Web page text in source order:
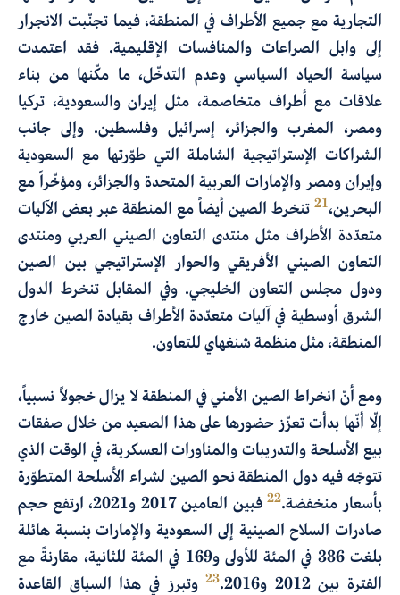
التجارية مع جميع الأطراف في المنطقة، فيما تجنّبت الانجرار
إلى وابل الصراعات والمنافسات الإقليمية. فقد اعتمدت
سياسة الحياد السياسي وعدم التدخّل، ما مكّنها من بناء
علاقات مع أطراف متخاصمة، مثل إيران والسعودية، تركيا
ومصر، المغرب والجزائر، إسرائيل وفلسطين. وإلى جانب
الشراكات الإستراتيجية الشاملة التي طوّرتها مع السعودية
وإيران ومصر والإمارات العربية المتحدة والجزائر، ومؤخّراً مع
البحرين،21 تنخرط الصين أيضاً مع المنطقة عبر بعض الآليات
متعدّدة الأطراف مثل منتدى التعاون الصيني العربي ومنتدى
التعاون الصيني الأفريقي والحوار الإستراتيجي بين الصين
ودول مجلس التعاون الخليجي. وفي المقابل تنخرط الدول
الشرق أوسطية في آليات متعدّدة الأطراف بقيادة الصين خارج
المنطقة، مثل منظمة شنغهاي للتعاون.
ومع أنّ انخراط الصين الأمني في المنطقة لا يزال خجولاً نسبياً،
إلّا أنّها بدأت تعزّز حضورها على هذا الصعيد من خلال صفقات
بيع الأسلحة والتدريبات والمناورات العسكرية، في الوقت الذي
تتوجّه فيه دول المنطقة نحو الصين لشراء الأسلحة المتطوّرة
بأسعار منخفضة.22
فبين العامين 2017 و2021، ارتفع حجم
صادرات السلاح الصينية إلى السعودية والإمارات بنسبة هائلة
بلغت 386 في المئة للأولى و169 في المئة للثانية، مقارنةً مع
الفترة بين 2012 و
23.2016 وتبرز في هذا السياق القاعدة